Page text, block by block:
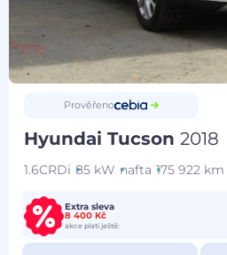
Prověřeno
Hyundai Tucson2018
1.6CRDi 85 kW nafta 175 922 km
Extra sleva
8 400 Kč
akce platí ještě: